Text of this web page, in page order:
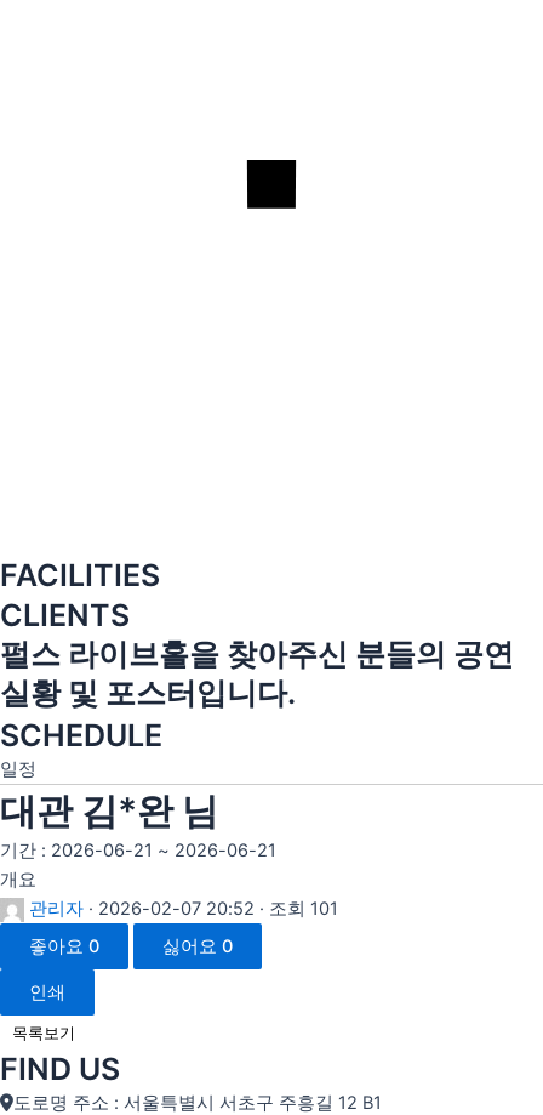
FACILITIES
CLIENTS
펄스 라이브홀을 찾아주신 분들의 공연
실황 및 포스터입니다.
SCHEDULE
일정
대관 김*완 님
기간 : 2026-06-21 ~ 2026-06-21
개요
관리자 · 2026-02-07 20:52 · 조회 101
좋아요 0 싫어요 0
인쇄
목록보기
FIND US
도로명 주소 : 서울특별시 서초구 주흥길 12 B1